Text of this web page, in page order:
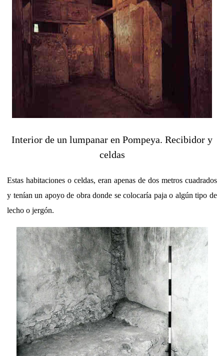
Interior de un lumpanar en Pompeya. Recibidor y
celdas
Estas habitaciones o celdas, eran apenas de dos metros cuadrados
y tenían un apoyo de obra donde se colocaría paja o algún tipo de
lecho o jergón.